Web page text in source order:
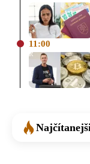
11:00